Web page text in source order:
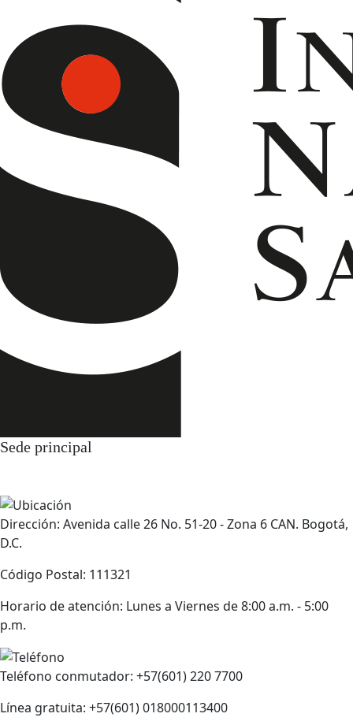
Sede principal
Dirección: Avenida calle 26 No. 51-20 - Zona 6 CAN. Bogotá,
D.C.
Código Postal: 111321
Horario de atención: Lunes a Viernes de 8:00 a.m. - 5:00
p.m.
Teléfono conmutador: +57(601) 220 7700
Línea gratuita: +57(601) 018000113400